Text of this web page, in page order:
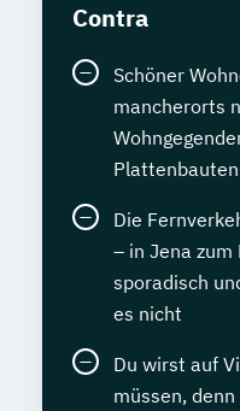
Contra
Schöner
mancherorts
Die
– in Jena
sporadisch
es nicht
Du wirst auf
müssen,